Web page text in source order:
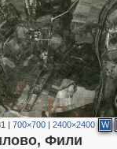
|700×700 |2400×2400 W
Фили